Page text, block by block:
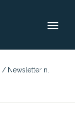
/ Newsletter n.